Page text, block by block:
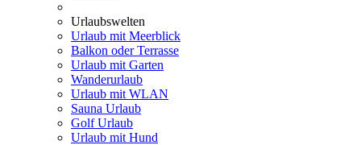
Urlaubswelten
Urlaub mit Meerblick
Balkon oder Terrasse
Urlaub mit Garten
Wanderurlaub
Urlaub mit WLAN
Sauna Urlaub
Golf Urlaub
Urlaub mit Hund